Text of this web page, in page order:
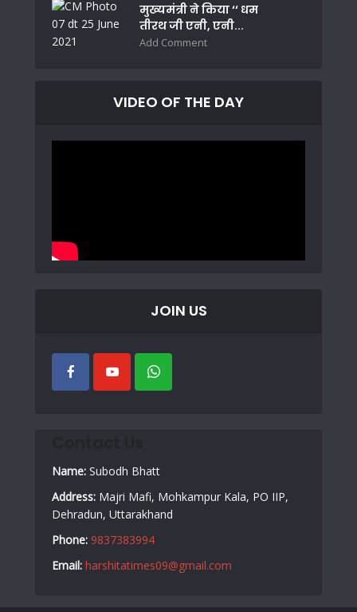
मुख्यमंत्री ने किया ‘‘ धम
तीरथ जी एनी, एनी...
Add Comment
VIDEO OF THE DAY
JOIN US
Name: Subodh Bhatt
Address: Majri Mafi, Mohkampur Kala, PO IIP,
Dehradun, Uttarakhand
Phone: 9837383994
Email: harshitatimes09@gmail.com